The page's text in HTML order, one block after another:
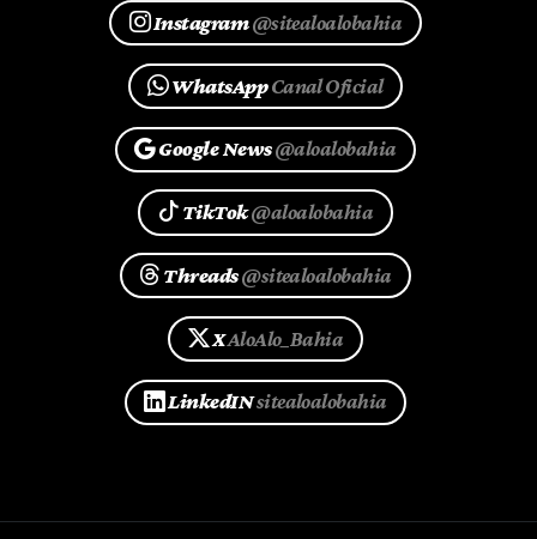
Instagram@sitealoalobahia
WhatsAppCanal Oficial
Google News@aloalobahia
TikTok@aloalobahia
Threads@sitealoalobahia
XAloAlo_Bahia
LinkedINsitealoalobahia